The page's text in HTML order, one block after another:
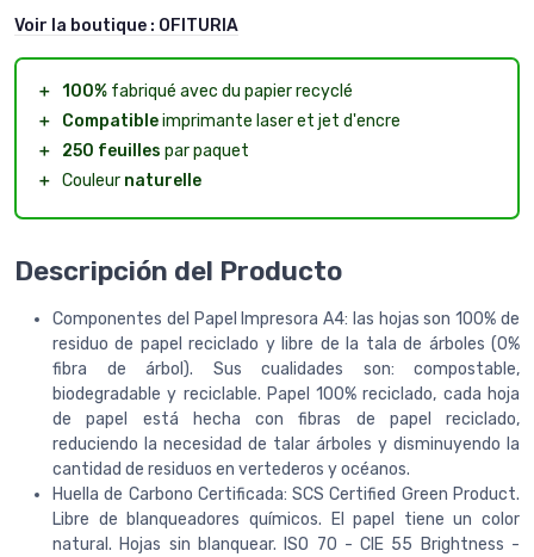
Voir la boutique : OFITURIA
＋ 100% fabriqué avec du papier recyclé
＋
Compatibleimprimante laser et jet d'encre
＋
250 feuilles par paquet
＋ Couleur naturelle
Descripción del Producto
Componentes del Papel Impresora A4: las hojas son 100% de
residuo de papel reciclado y libre de la tala de árboles (0%
fibra de árbol). Sus cualidades son: compostable,
biodegradable y reciclable. Papel 100% reciclado, cada hoja
de papel está hecha con fibras de papel reciclado,
reduciendo la necesidad de talar árboles y disminuyendo la
cantidad de residuos en vertederos y océanos.
Huella de Carbono Certificada: SCS Certified Green Product.
Libre de blanqueadores químicos. El papel tiene un color
natural. Hojas sin blanquear. ISO 70 - CIE 55 Brightness -